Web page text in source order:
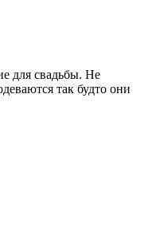
для свадьбы. Не
так будто они